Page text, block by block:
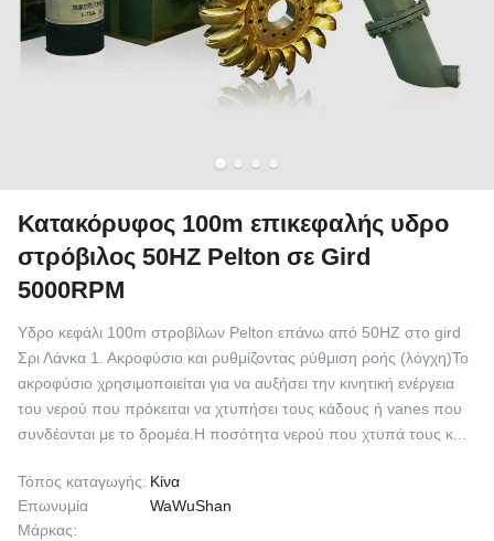
Κατακόρυφος 100m επικεφαλής υδρο
στρόβιλος 50HZ Pelton σε Gird
5000RPM
Υδρο κεφάλι 100m στροβίλων Pelton επάνω από 50HZ στο gird
Σρι Λάνκα 1. Ακροφύσιο και ρυθμίζοντας ρύθμιση ροής (λόγχη)Το
ακροφύσιο χρησιμοποιείται για να αυξήσει την κινητική ενέργεια
του νερού που πρόκειται να χτυπήσει τους κάδους ή vanes που
συνδέονται με το δρομέα.Η ποσότητα νερού που χτυπά τους κ...
Τόπος καταγωγής: Κίνα
Επωνυμία
Μάρκας:
WaWuShan